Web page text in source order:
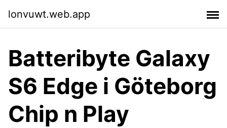
lonvuwt.web.app
Batteribyte Galaxy
S6 Edge i Göteborg
Chip n Play